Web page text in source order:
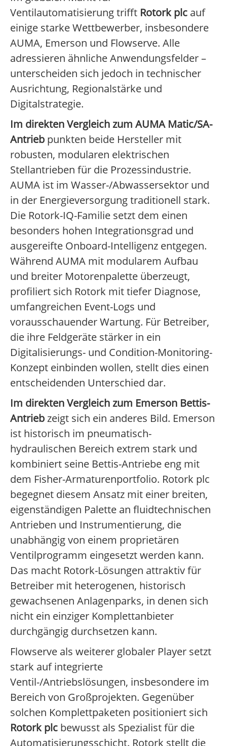
Ventilautomatisierung trifft Rotork plc auf
einige starke Wettbewerber, insbesondere
AUMA, Emerson und Flowserve. Alle
adressieren ähnliche Anwendungsfelder –
unterscheiden sich jedoch in technischer
Ausrichtung, Regionalstärke und
Digitalstrategie.
Im direkten Vergleich zum AUMA Matic/SA-
Antrieb punkten beide Hersteller mit
robusten, modularen elektrischen
Stellantrieben für die Prozessindustrie.
AUMA ist im Wasser-/Abwassersektor und
in der Energieversorgung traditionell stark.
Die Rotork-IQ-Familie setzt dem einen
besonders hohen Integrationsgrad und
ausgereifte Onboard-Intelligenz entgegen.
Während AUMA mit modularem Aufbau
und breiter Motorenpalette überzeugt,
profiliert sich Rotork mit tiefer Diagnose,
umfangreichen Event-Logs und
vorausschauender Wartung. Für Betreiber,
die ihre Feldgeräte stärker in ein
Digitalisierungs- und Condition-Monitoring-
Konzept einbinden wollen, stellt dies einen
entscheidenden Unterschied dar.
Im direkten Vergleich zum Emerson Bettis-
Antriebzeigt sich ein anderes Bild. Emerson
ist historisch im pneumatisch-
hydraulischen Bereich extrem stark und
kombiniert seine Bettis-Antriebe eng mit
dem Fisher-Armaturenportfolio. Rotork plc
begegnet diesem Ansatz mit einer breiten,
eigenständigen Palette an fluidtechnischen
Antrieben und Instrumentierung, die
unabhängig von einem proprietären
Ventilprogramm eingesetzt werden kann.
Das macht Rotork-Lösungen attraktiv für
Betreiber mit heterogenen, historisch
gewachsenen Anlagenparks, in denen sich
nicht ein einziger Komplettanbieter
durchgängig durchsetzen kann.
Flowserve als weiterer globaler Player setzt
stark auf integrierte
Ventil-/Antriebslösungen, insbesondere im
Bereich von Großprojekten. Gegenüber
solchen Komplettpaketen positioniert sich
Rotork plc bewusst als Spezialist für die
Automatisierungsschicht. Rotork stellt die